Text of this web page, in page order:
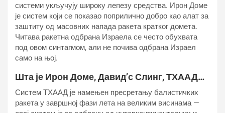
системи укључују широку лепезу средства. Ирон Доме
је систем који се показао поприлично добро као алат за
заштиту од масовних напада ракета кратког домета.
Читава ракетна одбрана Израела се често обухвата
под овом синтагмом, али не почива одбрана Израел
само на њој.
Шта је Ирон Доме, Давид’с Слинг, ТХААД…
Систем ТХААД је намењен пресретању балистичких
ракета у завршној фази лета на великим висинама —